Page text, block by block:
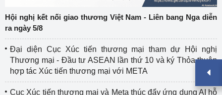
Hội nghị kết nối giao thương Việt Nam - Liên bang Nga diễn
ra ngày 5/8
Đại diện Cục Xúc tiến thương mại tham dự Hội nghị
Thương mại - Đầu tư ASEAN lần thứ 10 và ký Thỏa thuận
hợp tác Xúc tiến thương mại với META
Cục Xúc tiến thương mại và Meta thúc đẩy ứng dụng AI hỗ